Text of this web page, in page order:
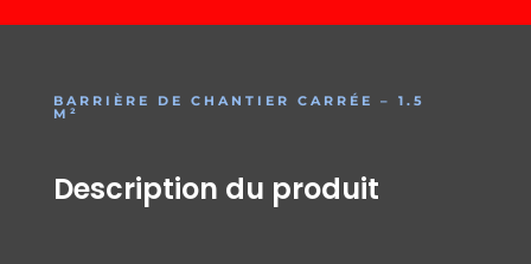
BARRIÈRE DE CHANTIER CARRÉE – 1.5
M²
Description du produit